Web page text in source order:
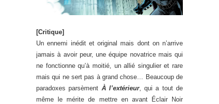
[Critique]
Un ennemi inédit et original mais dont on n’arrive
jamais à avoir peur, une équipe novatrice mais qui
ne fonctionne qu’à moitié, un allié singulier et rare
mais qui ne sert pas à grand chose… Beaucoup de
paradoxes parsèment À l’extérieur, qui a tout de
même le mérite de mettre en avant Éclair Noir